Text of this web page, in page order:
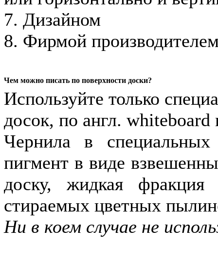
7. Дизайном
8. Фирмой
Чем можно писать по поверхности доски?
Используйте только
досок, по англ.
Чернила в
пигмент в виде
доску, жидкая
стираемых цветных
Ни в коем случае не